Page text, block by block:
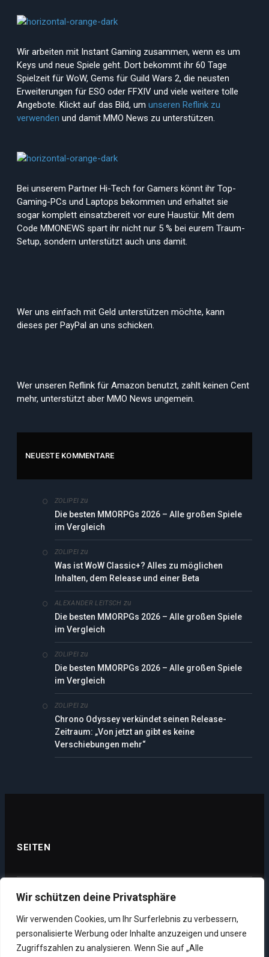
Wir schützen deine Privatsphäre
Wir verwenden Cookies, um Ihr Surferlebnis zu verbessern,
personalisierte Werbung oder Inhalte anzuzeigen und unsere
Zugriffszahlen zu analysieren. Wenn Sie auf „Alle
Wir arbeiten mit Instant Gaming zusammen, wenn es um
Keys und neue Spiele geht. Dort bekommt ihr 60 Tage
Spielzeit für WoW, Gems für Guild Wars 2, die neusten
Erweiterungen für ESO oder FFXIV und viele weitere tolle
Angebote. Klickt auf das Bild, um unseren Reflink zu
verwenden und damit MMO News zu unterstützen.
Bei unserem Partner Hi-Tech for Gamers könnt ihr Top-
Gaming-PCs und Laptops bekommen und erhaltet sie
sogar komplett einsatzbereit vor eure Haustür. Mit dem
Code MMONEWS spart ihr nicht nur 5 % bei eurem Traum-
Setup, sondern unterstützt auch uns damit.
Wer uns einfach mit Geld unterstützen möchte, kann
dieses per PayPal an uns schicken.
Wer unseren Reflink für Amazon benutzt, zahlt keinen Cent
mehr, unterstützt aber MMO News ungemein.
NEUESTE KOMMENTARE
ZOLIPEI zu
Die besten MMORPGs 2026 – Alle großen Spiele
im Vergleich
ZOLIPEI zu
Was ist WoW Classic+? Alles zu möglichen
Inhalten, dem Release und einer Beta
ALEXANDER LEITSCH zu
Die besten MMORPGs 2026 – Alle großen Spiele
im Vergleich
ZOLIPEI zu
Die besten MMORPGs 2026 – Alle großen Spiele
im Vergleich
ZOLIPEI zu
Chrono Odyssey verkündet seinen Release-
Zeitraum: „Von jetzt an gibt es keine
Verschiebungen mehr“
SEITEN
Datenschutz
Impressum
Über uns